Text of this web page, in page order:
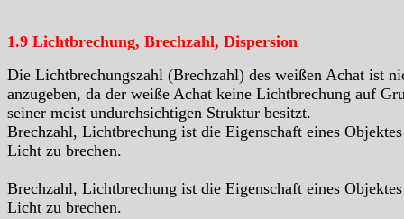
1.9 Lichtbrechung, Brechzahl, Dispersion
Die Lichtbrechungszahl (Brechzahl) des weißen Achat ist
anzugeben, da der weiße Achat keine Lichtbrechung auf
seiner meist undurchsichtigen Struktur besitzt.
Brechzahl, Lichtbrechung ist die Eigenschaft eines Objektes
Licht zu brechen.
Brechzahl, Lichtbrechung ist die Eigenschaft eines Objektes
Licht zu brechen.